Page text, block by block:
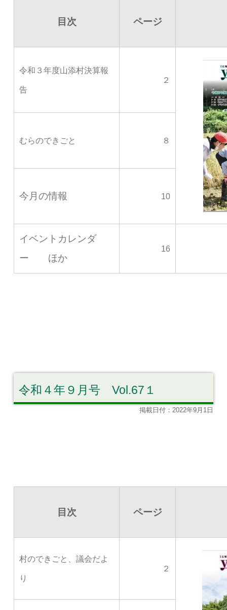
目次 ページ
令和３年度山添村決算報
告
２
むらのできごと ８
今月の情報 10
イベントカレンダ
ー ほか
16
令和４年９月号 Vol.67１
掲載日付：2022年9月1日
目次 ページ
村のできごと、議会だよ
り
２